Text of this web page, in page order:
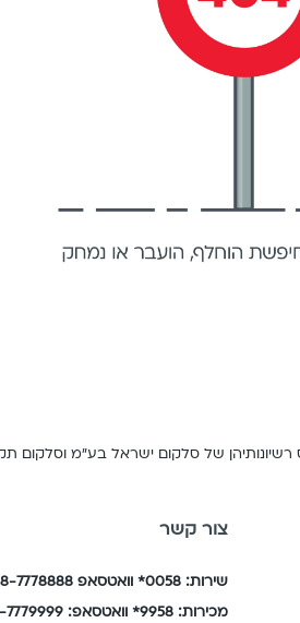
צור קשר
שירות: 0058* וואטסאפ 058-7778888
מכירות: 9958* וואטסאפ: 058-7779999